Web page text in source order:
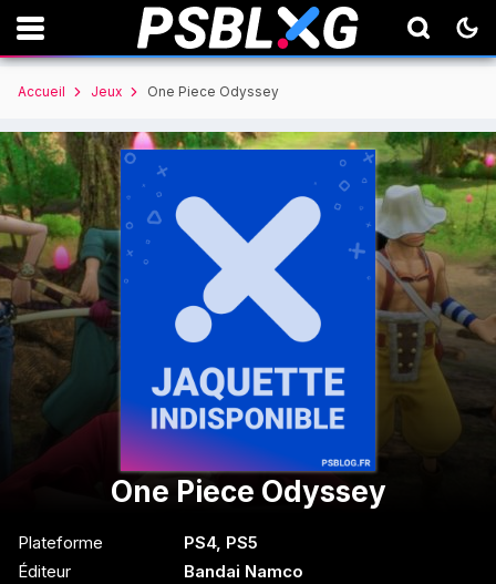
Accueil Jeux One Piece Odyssey
One Piece Odyssey
Plateforme PS4, PS5
Éditeur
Bandai Namco